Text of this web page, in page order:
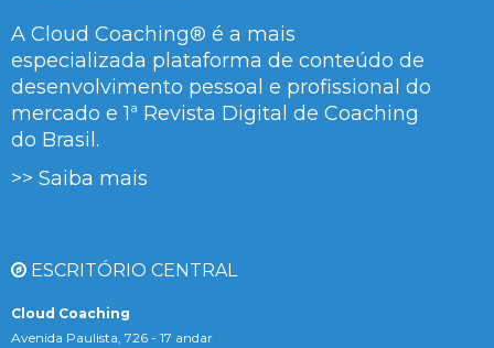
A Cloud Coaching® é a mais
especializada plataforma de conteúdo de
desenvolvimento pessoal e profissional do
mercado e 1ª Revista Digital de Coaching
do Brasil.
>> Saiba mais
ESCRITÓRIO CENTRAL
Cloud Coaching
Avenida Paulista, 726 - 17 andar